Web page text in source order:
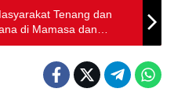
Tenang dan
di Mamasa dan